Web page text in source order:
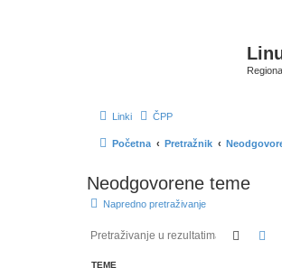
Linki ČPP
Početna Pretražnik
Neodgovorene teme
Napredno pretraživanje
TEME